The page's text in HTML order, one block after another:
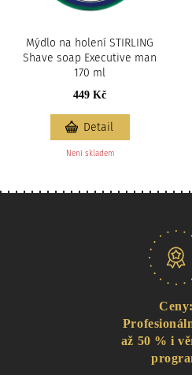
Mýdlo na holení STIRLING
Shave soap Executive man
170 ml
449 Kč
Není skladem
Detail
Ceny:
až 50 % i